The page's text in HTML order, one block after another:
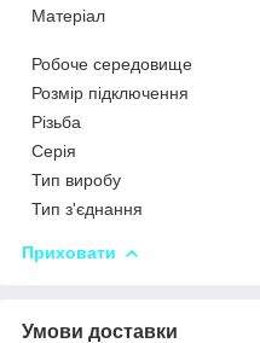
Матеріал
Робоче середовище
Розмір підключення
Різьба
Серія
Тип виробу
Тип з'єднання
Приховати
Умови доставки